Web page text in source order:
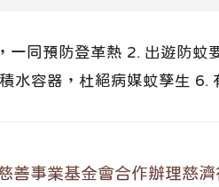
一同預防登革熱 2. 出遊防
水容器，杜絕病媒蚊孳生 6.
善事業基金會合作辦理慈